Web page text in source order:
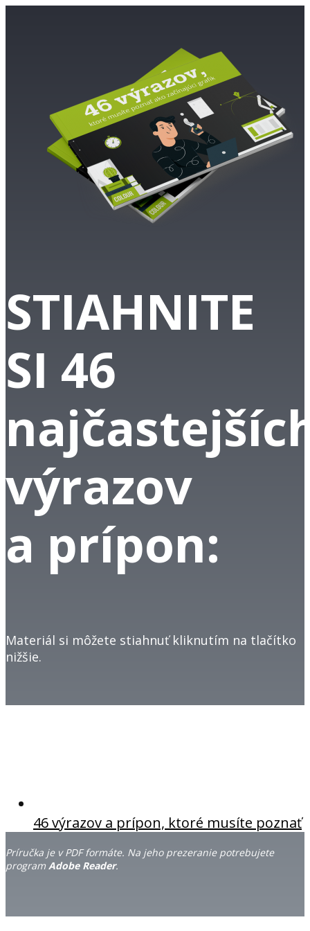
STIAHNITE
SI 46
výrazov
a prípon:
Materiál si môžete stiahnuť kliknutím na tlačítko
nižšie.
46 výrazov a prípon, ktoré musíte poznať
Príručka je v PDF formáte. Na jeho prezeranie potrebujete
program Adobe Reader.